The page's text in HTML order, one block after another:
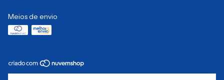
Meios de envio
Copyright Pró Essence Cosméticos LTDA - 08728525000150 - 2026. Todos